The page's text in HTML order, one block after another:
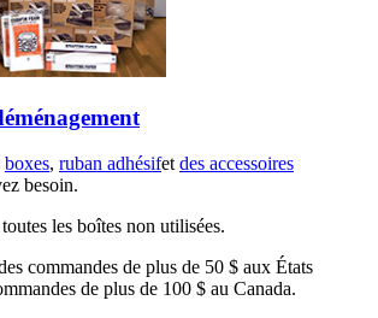
boxes, ruban adhésifet des accessoires
besoin.
les boîtes non utilisées.
commandes de plus de 50 $ aux États
de plus de 100 $ au Canada.